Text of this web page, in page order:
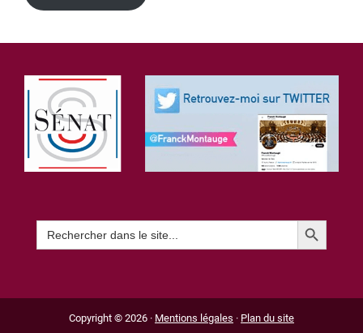
Footer
Search
for:
Search Button
Copyright © 2026 · Mentions légales · Plan du site